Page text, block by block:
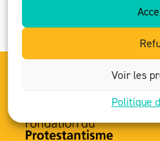
Voir les
Politique